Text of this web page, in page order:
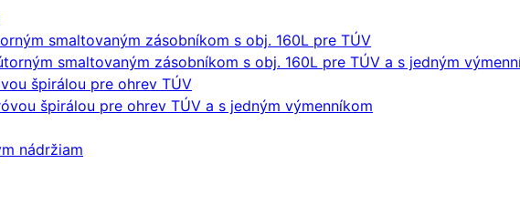
smaltovaným zásobníkom s obj. 160L pre TÚV
smaltovaným zásobníkom s obj. 160L pre TÚV a s jedným
špirálou pre ohrev TÚV
špirálou pre ohrev TÚV a s jedným výmenníkom
nádržiam